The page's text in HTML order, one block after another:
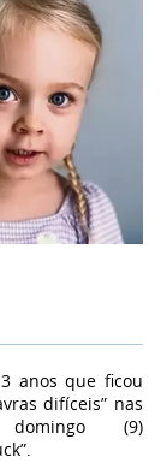
anos que ficou
difíceis” nas
(9)